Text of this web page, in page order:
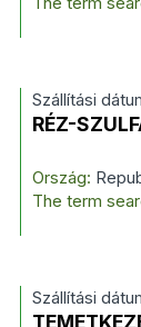
Szállítási
RÉZ-
Ország:
The term
Szállítási